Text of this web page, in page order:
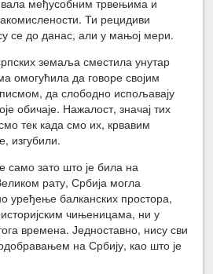
међусобним трвењима и
Ти рецидиви
се до данас, али у мањој мери.
земаља сместила унутар
омогућила да говоре својим
да слободно испољавају
обичаје. Нажалост, значај тих
тек када смо их, крвавим
изгубили.
зато што је била на
рату, Србија могла
уређење балканских простора,
чињеницама, ни у
времена. Једноставно, нису сви
на Србију, као што је